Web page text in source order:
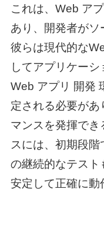
これは、 Web ア
あり、開発者がソ
彼らは現代的な
してアプリケーシ
Web アプリ 開発
定される必要が
マンスを発揮でき
スには、初期段
の継続的なテスト
安定して正確に動